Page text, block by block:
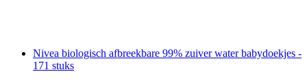
Nivea biologisch afbreekbare 99% zuiver water babydoekjes -
171 stuks